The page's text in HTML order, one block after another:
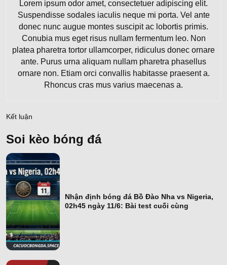
Lorem ipsum odor amet, consectetuer adipiscing elit.
Suspendisse sodales iaculis neque mi porta. Vel ante
donec nunc augue montes suscipit ac lobortis primis.
Conubia mus eget risus nullam fermentum leo. Non
platea pharetra tortor ullamcorper, ridiculus donec ornare
ante. Purus urna aliquam nullam pharetra phasellus
ornare non. Etiam orci convallis habitasse praesent a.
Rhoncus cras mus varius maecenas a.
Kết luận
Soi kèo bóng đá
Bồ Đào Nha vs
Nigeria, 02h45
ngày 11/6
Nhận định bóng đá Bồ Đào Nha vs Nigeria,
02h45 ngày 11/6: Bài test cuối cùng